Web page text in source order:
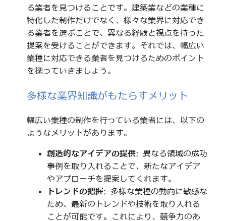
る業者を見つけることです。建築業などの業種に
特化した制作だけでなく、様々な業界に対応でき
る業者を選ぶことで、異なる経験と視点を持った
提案を受けることができます。それでは、幅広い
業種に対応できる業者を見つけるためのポイント
を探っていきましょう。
多様な業界知識がもたらすメリット
幅広い業種の制作を行っている業者には、以下の
ようなメリットがあります。
創造的なアイデアの提供: 異なる領域の成功
事例を取り入れることで、新たなアイデア
やアプローチを提案してくれます。
トレンドの把握: 多様な業種の動向に敏感な
ため、最新のトレンドや技術を取り入れる
ことが可能です。これにより、競争力のあ